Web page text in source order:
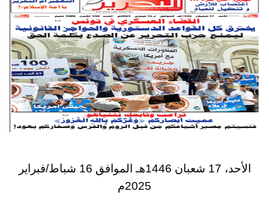
الأحد، 17 شعبان 1446هـ الموافق 16 شباط/فبراير
2025م